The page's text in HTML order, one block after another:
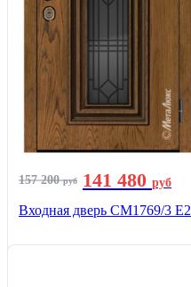
157 200руб 141 480 руб
Входная дверь СМ1769/3 Е2